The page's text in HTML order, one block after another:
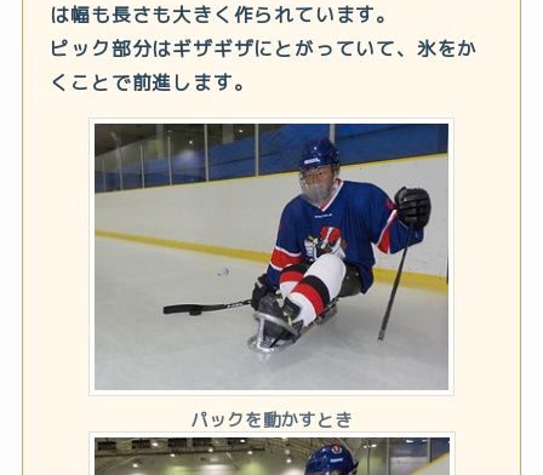
は幅も長さも大きく作られています。
ピック部分はギザギザにとがっていて、氷をか
くことで前進します。
パックを動かすとき